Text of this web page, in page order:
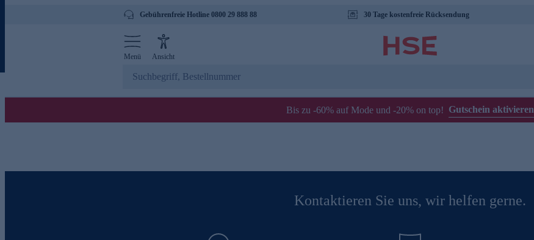
Gebührenfreie Hotline 0800 29 888 88 30 Tage kostenfreie Rücksendung
Menü Ansicht
Bis zu -60% auf Mode und -20% on top! Gutschein aktivieren
Kontaktieren Sie uns, wir helfen gerne.